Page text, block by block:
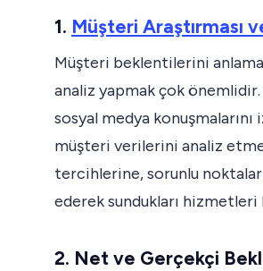
1. Müşteri Araştırması
Müşteri beklentilerini
analiz yapmak çok
sosyal medya
müşteri verilerini analiz
tercihlerine, sorunlu
ederek sundukları
2. Net ve Gerçekçi